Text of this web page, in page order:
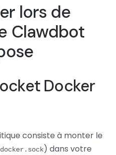
lors de
Clawdbot
Docker
consiste à monter le
) dans votre